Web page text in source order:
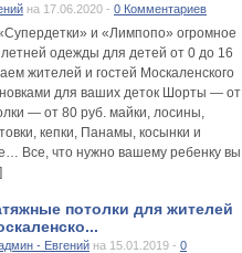
на 17.06.2020 - 0 Комментариев
и «Лимпопо» огромное
одежды для детей от 0 до 16
жителей и гостей Москаленского
для ваших деток Шорты — от
— от 80 руб. майки, лосины,
кепки, Панамы, косынки и
Все, что нужно вашему ребенку вы
потолки для жителей
- Евгений на 15.01.2019 - 0